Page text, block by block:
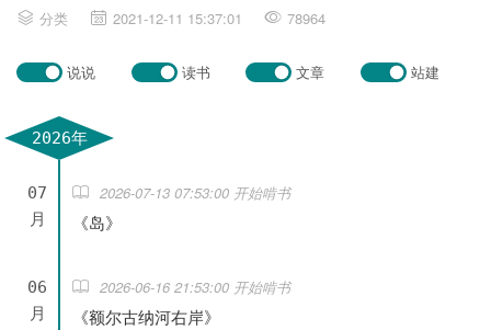
分类 2021-12-11 15:37:01 78964
说说 读书 文章 站建
2026年
07
月
2026-07-13 07:53:00 开始啃书
《岛》
06
月
2026-06-16 21:53:00 开始啃书
《额尔古纳河右岸》